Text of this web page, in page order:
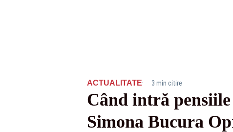
ACTUALITATE· 3 min citire
Când intră
Simona Bucura